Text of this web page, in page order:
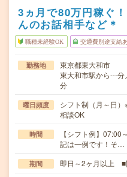
3ヵ月で80万円稼ぐ
んのお話相手など＊
職種未経験OK 交通費別途支給
勤務地
東京都東大和市
東大和市駅から---
分
曜日頻度
シフト制（月～日
相談OK
時間
【シフト例】
記は一例です！そ…
期間 即日～2ヶ月以上 ■